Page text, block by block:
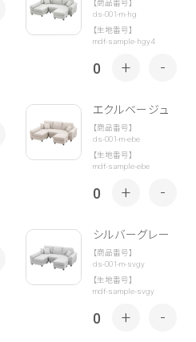
【商品番号】
ds-001-m-hg
【生地番号】
mdf-sample-hgy4
0 + -
エクルベージュ
【商品番号】
ds-001-m-ebe
【生地番号】
mdf-sample-ebe
0 + -
シルバーグレー
【商品番号】
ds-001-m-svgy
【生地番号】
mdf-sample-svgy
0 + -